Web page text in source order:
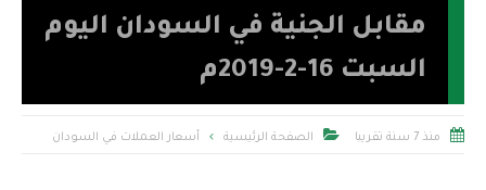
مقابل الجنية في السودان اليوم
السبت 16-2-2019م
 منذ 7 سنة تقريبا  الصفحة الرئيسية أسعار العملات في السودان